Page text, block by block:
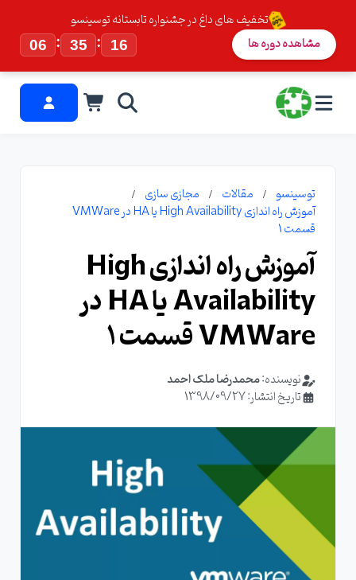
تخفیف های داغ در جشنواره تابستانه توسینسو
06
: 35 : 15 مشاهده دوره ها
توسینسو مقالات
مجازی سازی
آموزش راه اندازی High Availability یا HA در VMWare
قسمت 1
آموزش راه اندازی High
Availability یا HA در
VMWare قسمت 1
نویسنده:محمدرضا ملک احمد
تاریخ انتشار: 1398/09/27